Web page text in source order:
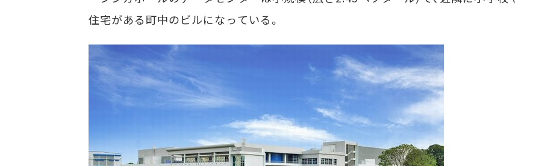
住宅がある町中のビルになっている。